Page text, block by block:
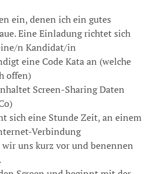
ein, denen ich ein gutes
Eine Einladung richtet sich
n Kandidat/in
eine Code Kata an (welche
offen)
Screen-Sharing Daten
sich eine Stunde Zeit, an einem
Verbindung
uns kurz vor und benennen